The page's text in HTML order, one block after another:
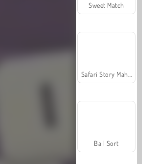
Sweet Match
Ball Sort